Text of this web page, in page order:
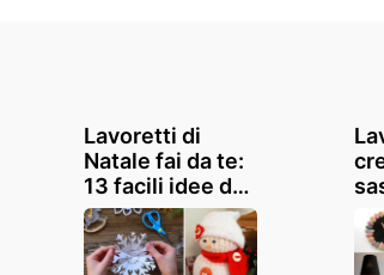
Lavoretti di
Natale fai da te:
13 facili idee da
realizzare,
anche con i
bambini